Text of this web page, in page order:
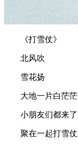
《打雪仗》
北风吹
雪花扬
大地一片白茫茫
小朋友们都来了
聚在一起打雪仗